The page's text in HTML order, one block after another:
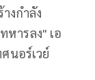
งกำลัง
หารลง" เอ
นอร์เวย์